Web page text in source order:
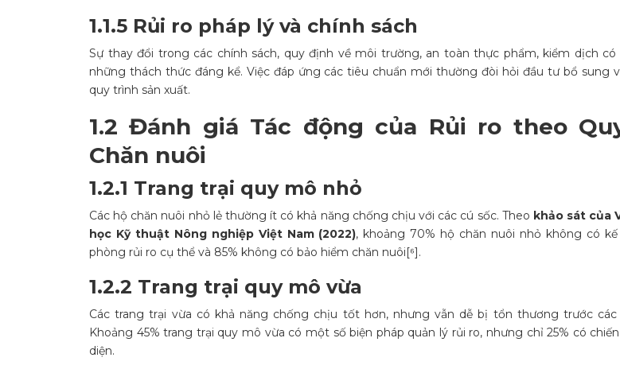
1.1.5 Rủi ro pháp lý và chính sách
Sự thay đổi trong các chính sách, quy định về môi trường, an toàn thực phẩm, kiểm dịch có
những thách thức đáng kể. Việc đáp ứng các tiêu chuẩn mới thường đòi hỏi đầu tư bổ sung
quy trình sản xuất.
1.2 Đánh giá Tác động của Rủi ro theo
Chăn nuôi
1.2.1 Trang trại quy mô nhỏ
Các hộ chăn nuôi nhỏ lẻ thường ít có khả năng chống chịu với các cú sốc. Theo khảo sát của
học Kỹ thuật Nông nghiệp Việt Nam (2022), khoảng 70% hộ chăn nuôi nhỏ không có
phòng rủi ro cụ thể và 85% không có bảo hiểm chăn nuôi[⁶].
1.2.2 Trang trại quy mô vừa
Các trang trại vừa có khả năng chống chịu tốt hơn, nhưng vẫn dễ bị tổn thương trước các
Khoảng 45% trang trại quy mô vừa có một số biện pháp quản lý rủi ro, nhưng chỉ 25% có
diện.